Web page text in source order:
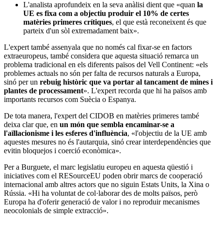
L'analista aprofundeix en la seva anàlisi dient que «quan la
UE es fixa com a objectiu produir el 10% de certes
matèries primeres crítiques, el que està reconeixent és que
parteix d'un sòl extremadament baix».
L'expert també assenyala que no només cal fixar-se en factors
extraeuropeus, també considera que aquesta situació remarca un
problema tradicional en els diferents països del Vell Continent: «els
problemes actuals no són per falta de recursos naturals a Europa,
sinó per un rebuig històric que va portar al tancament de mines i
plantes de processament». L'expert recorda que hi ha països amb
importants recursos com Suècia o Espanya.
De tota manera, l'expert del CIDOB en matèries primeres també
deixa clar que, en un món que sembla encaminar-se a
l'aïllacionisme i les esferes d'influència, «l'objectiu de la UE amb
aquestes mesures no és l'autarquia, sinó crear interdependències que
evitin bloquejos i coerció econòmica».
Per a Burguete, el marc legislatiu europeu en aquesta qüestió i
iniciatives com el RESourceEU poden obrir marcs de cooperació
internacional amb altres actors que no siguin Estats Units, la Xina o
Rússia. «Hi ha voluntat de col·laborar des de molts països, però
Europa ha d'oferir generació de valor i no reproduir mecanismes
neocolonials de simple extracció».